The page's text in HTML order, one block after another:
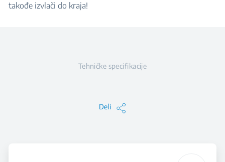
takođe izvlači do kraja!
Tehničke specifikacije
Deli